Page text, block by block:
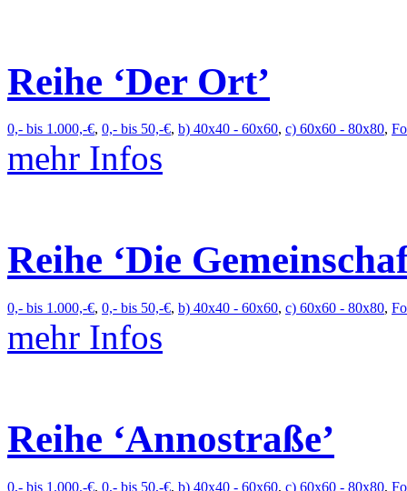
Reihe ‘Der Ort’
0,- bis 1.000,-€, 0,- bis 50,-€, b) 40x40 - 60x60, c) 60x60 - 80x80,
mehr Infos
Reihe ‘Die
0,- bis 1.000,-€, 0,- bis 50,-€, b) 40x40 - 60x60, c) 60x60 - 80x80,
mehr Infos
Reihe ‘Annostraße’
0,- bis 1.000,-€, 0,- bis 50,-€, b) 40x40 - 60x60, c) 60x60 - 80x80,